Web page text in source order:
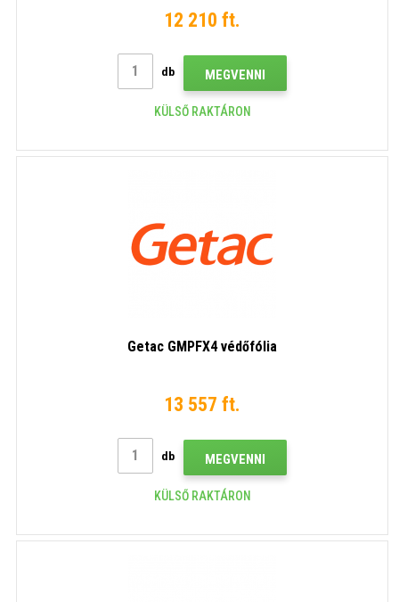
12 210 ft.
db MEGVENNI
KÜLSŐ RAKTÁRON
Getac GMPFX4 védőfólia
13 557 ft.
db MEGVENNI
KÜLSŐ RAKTÁRON